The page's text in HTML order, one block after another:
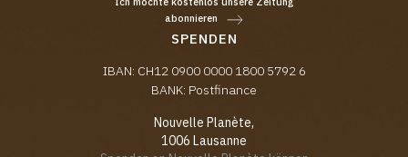
abonnieren
SPENDEN
IBAN: CH12 0900 0000 1800 5792 6
BANK: Postfinance
Nouvelle Planète,
1006 Lausanne